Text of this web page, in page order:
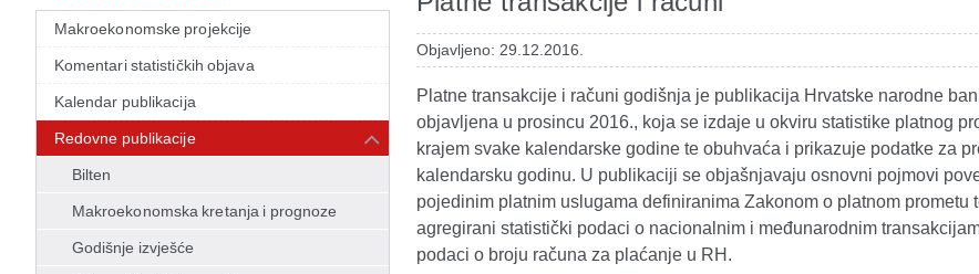
Makroekonomske projekcije
Komentari statističkih objava
Kalendar publikacija
Redovne publikacije
Bilten
Makroekonomska kretanja i prognoze
Godišnje izvješće
Objavljeno: 29.12.2016.
Platne transakcije i računi godišnja je publikacija Hrvatske narodne
objavljena u prosincu 2016., koja se izdaje u okviru statistike platnog
krajem svake kalendarske godine te obuhvaća i prikazuje podatke za
kalendarsku godinu. U publikaciji se objašnjavaju osnovni pojmovi
pojedinim platnim uslugama definiranima Zakonom o platnom prometu
agregirani statistički podaci o nacionalnim i međunarodnim
podaci o broju računa za plaćanje u RH.